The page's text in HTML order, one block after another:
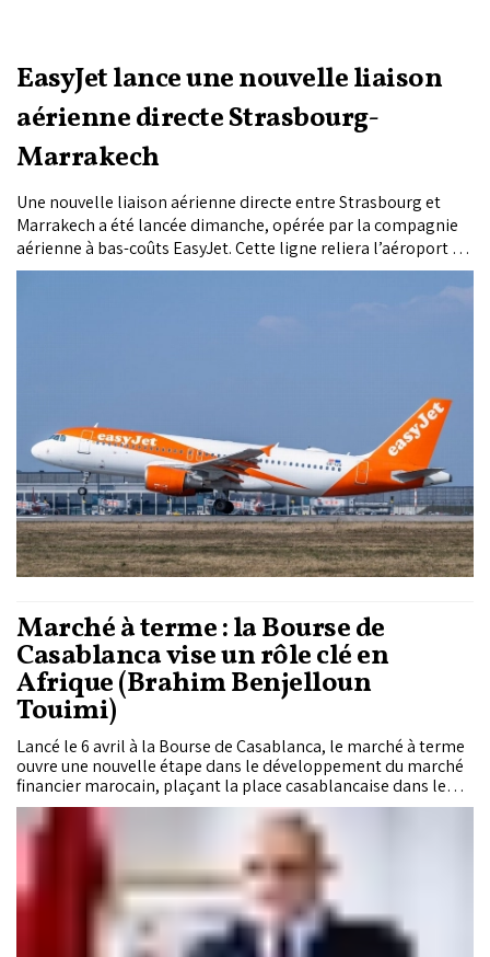
EasyJet lance une nouvelle liaison
aérienne directe Strasbourg-
Marrakech
Une nouvelle liaison aérienne directe entre Strasbourg et
Marrakech a été lancée dimanche, opérée par la compagnie
aérienne à bas-coûts EasyJet. Cette ligne reliera l’aéroport de
Strasbourg-Entzheim à celui de Marrakech Ménara à raison
Marché à terme : la Bourse de
Casablanca vise un rôle clé en
Afrique (Brahim Benjelloun
Touimi)
Lancé le 6 avril à la Bourse de Casablanca, le marché à terme
ouvre une nouvelle étape dans le développement du marché
financier marocain, plaçant la place casablancaise dans le
cercle restreint des places africaines dotées de produits
dérivés. Dans un entretien accordé à Le Matin, Brahim
Benjelloun Touimi, président du Conseil d’administration de
la Bourse de Casablanca, détaille les ambitions derrière ce
chantier structurant, qui visent à renforcer la liquidité,
répondre à une demande réelle en instruments de couverture
et positionner Casablanca comme un hub financier de
référence à l’échelle africaine.